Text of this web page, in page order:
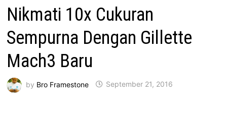
Nikmati 10x Cukuran
Sempurna Dengan Gillette
Mach3 Baru
by Bro Framestone September 21, 2016